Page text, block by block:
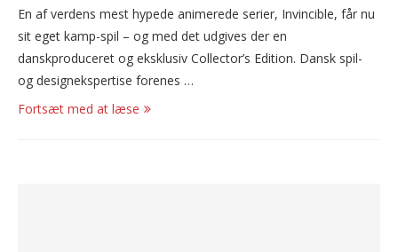
En af verdens mest hypede animerede serier, Invincible, får nu
sit eget kamp-spil – og med det udgives der en
danskproduceret og eksklusiv Collector’s Edition. Dansk spil-
og designekspertise forenes …
Fortsæt med at læse